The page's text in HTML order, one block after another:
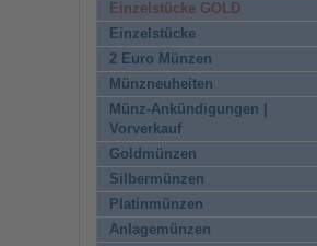
Einzelstücke GOLD
Einzelstücke
2 Euro Münzen
Münzneuheiten
Münz-Ankündigungen |
Vorverkauf
Goldmünzen
Silbermünzen
Platinmünzen
Anlagemünzen